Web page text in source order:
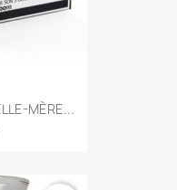
MÈRE...